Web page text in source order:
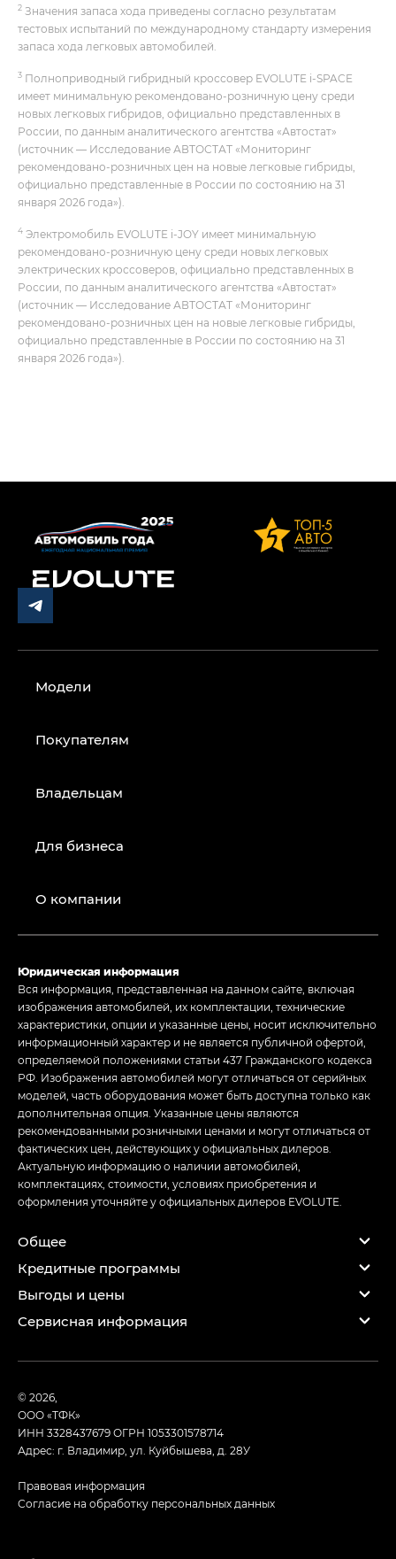
2 Значения запаса хода приведены согласно результатам
тестовых испытаний по международному стандарту измерения
запаса хода легковых автомобилей.
3 Полноприводный гибридный кроссовер EVOLUTE i‑SPACE
имеет минимальную рекомендовано-розничную цену среди
новых легковых гибридов, официально представленных в
России, по данным аналитического агентства «Автостат»
(источник — Исследование АВТОСТАТ «Мониторинг
рекомендовано-розничных цен на новые легковые гибриды,
официально представленные в России по состоянию на 31
января 2026 года»).
4 Электромобиль EVOLUTE i‑JOY имеет минимальную
рекомендовано-розничную цену среди новых легковых
электрических кроссоверов, официально представленных в
России, по данным аналитического агентства «Автостат»
(источник — Исследование АВТОСТАТ «Мониторинг
рекомендовано-розничных цен на новые легковые гибриды,
официально представленные в России по состоянию на 31
января 2026 года»).
Модели
Покупателям
Владельцам
Для бизнеса
О компании
Юридическая информация
Вся информация, представленная на данном сайте, включая
изображения автомобилей, их комплектации, технические
характеристики, опции и указанные цены, носит исключительно
информационный характер и не является публичной офертой,
определяемой положениями статьи 437 Гражданского кодекса
РФ. Изображения автомобилей могут отличаться от серийных
моделей, часть оборудования может быть доступна только как
дополнительная опция. Указанные цены являются
рекомендованными розничными ценами и могут отличаться от
фактических цен, действующих у официальных дилеров.
Актуальную информацию о наличии автомобилей,
комплектациях, стоимости, условиях приобретения и
оформления уточняйте у официальных дилеров EVOLUTE.
Общее
Кредитные программы
Выгоды и цены
Сервисная информация
© 2026,
ООО «ТФК»
ИНН 3328437679ОГРН 1053301578714
Адрес: г. Владимир, ул. Куйбышева, д. 28У
Правовая информация
Согласие на обработку персональных данных